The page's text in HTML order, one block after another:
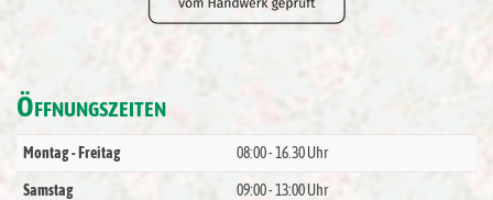
ÖFFNUNGSZEITEN
Montag - Freitag 08:00 - 16.30 Uhr
Samstag 09:00 - 13:00 Uhr